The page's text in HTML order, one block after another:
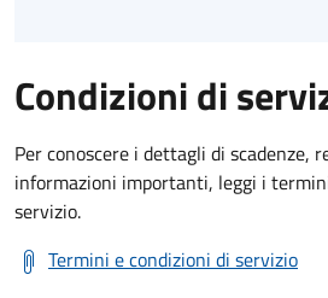
Condizioni di
Per conoscere i dettagli di scadenze,
informazioni importanti, leggi i
servizio.
Termini e condizioni di servizio